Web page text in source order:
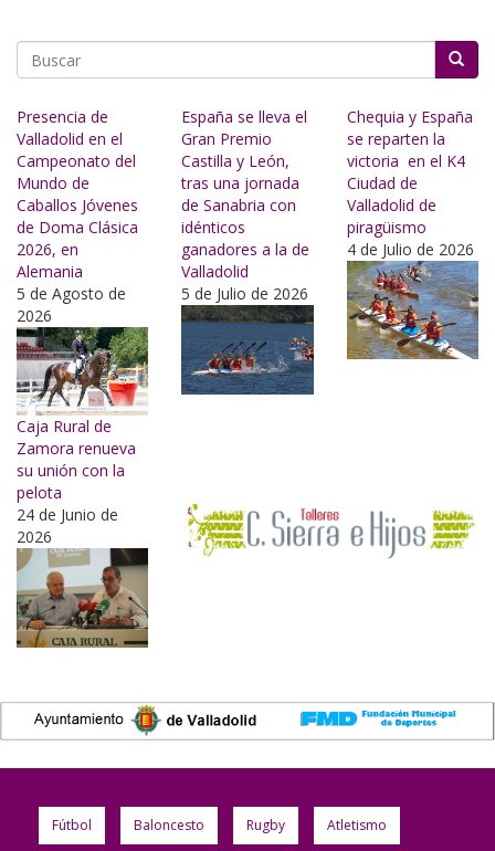
Presencia de
Valladolid en el
Campeonato del
Mundo de
Caballos Jóvenes
de Doma Clásica
2026, en
Alemania
5 de Agosto de
2026
España se lleva el
Gran Premio
Castilla y León,
tras una jornada
de Sanabria con
idénticos
ganadores a la de
Valladolid
5 de Julio de 2026
Chequia y España
se reparten la
victoria en el K4
Ciudad de
Valladolid de
piragüismo
4 de Julio de 2026
Caja Rural de
Zamora renueva
su unión con la
pelota
24 de Junio de
2026
Fútbol Baloncesto Rugby Atletismo